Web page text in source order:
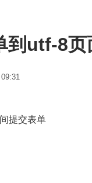
到utf-8页
提交表单